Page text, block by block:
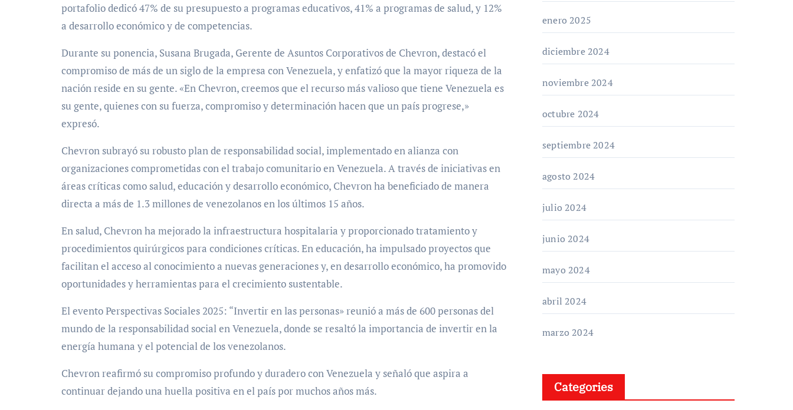
portafolio dedicó 47% de su presupuesto a programas educativos, 41% a programas de salud, y 12%
a desarrollo económico y de competencias.
Durante su ponencia, Susana Brugada, Gerente de Asuntos Corporativos de Chevron, destacó el
compromiso de más de un siglo de la empresa con Venezuela, y enfatizó que la mayor riqueza de la
nación reside en su gente. «En Chevron, creemos que el recurso más valioso que tiene Venezuela es
su gente, quienes con su fuerza, compromiso y determinación hacen que un país progrese,»
expresó.
Chevron subrayó su robusto plan de responsabilidad social, implementado en alianza con
organizaciones comprometidas con el trabajo comunitario en Venezuela. A través de iniciativas en
áreas críticas como salud, educación y desarrollo económico, Chevron ha beneficiado de manera
directa a más de 1.3 millones de venezolanos en los últimos 15 años.
En salud, Chevron ha mejorado la infraestructura hospitalaria y proporcionado tratamiento y
procedimientos quirúrgicos para condiciones críticas. En educación, ha impulsado proyectos que
facilitan el acceso al conocimiento a nuevas generaciones y, en desarrollo económico, ha promovido
oportunidades y herramientas para el crecimiento sustentable.
El evento Perspectivas Sociales 2025: “Invertir en las personas» reunió a más de 600 personas del
mundo de la responsabilidad social en Venezuela, donde se resaltó la importancia de invertir en la
energía humana y el potencial de los venezolanos.
Chevron reafirmó su compromiso profundo y duradero con Venezuela y señaló que aspira a
continuar dejando una huella positiva en el país por muchos años más.
enero 2025
diciembre 2024
noviembre 2024
octubre 2024
septiembre 2024
agosto 2024
julio 2024
junio 2024
mayo 2024
abril 2024
marzo 2024
Categories